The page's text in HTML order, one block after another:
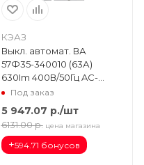
КЭАЗ
Выкл. автомат. ВА
57Ф35-340010 (63А)
630Im 400В/50Гц AC-
УХЛ3 151417
Под заказ
5 947.07 р./шт
6131.00 р. цена магазина
+594.71 бонусов